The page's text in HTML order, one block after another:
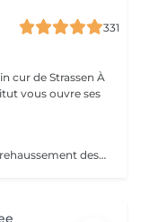
331
de Strassen À
vous ouvre ses
Sublimez votre regard naturellement ! Le rehaussement des cils courbe et ouvre le regard, tout en nourrissant vos cils grâce à la kératine, pour des cils plus forts, brillants et souples. Pour un effet encore plus intense, il peut être combiné avec une teinture. Prestation rapide et efficace en seulement 45 minutes pour un regard lumineux et captivant, sans maquillage quotidien !